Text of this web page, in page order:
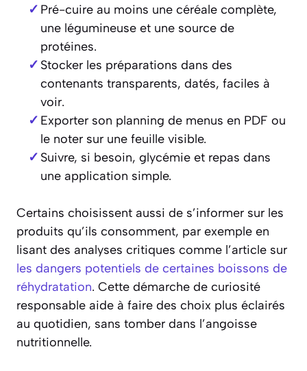
Pré-cuire au moins une céréale complète,
une légumineuse et une source de
protéines.
Stocker les préparations dans des
contenants transparents, datés, faciles à
voir.
Exporter son planning de menus en PDF ou
le noter sur une feuille visible.
Suivre, si besoin, glycémie et repas dans
une application simple.
Certains choisissent aussi de s’informer sur les
produits qu’ils consomment, par exemple en
lisant des analyses critiques comme l’article sur
les dangers potentiels de certaines boissons de
réhydratation. Cette démarche de curiosité
responsable aide à faire des choix plus éclairés
au quotidien, sans tomber dans l’angoisse
nutritionnelle.